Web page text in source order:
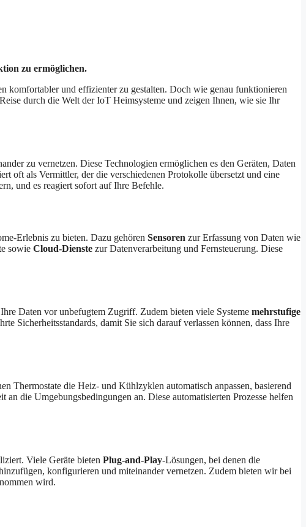
zu ermöglichen.
komfortabler und effizienter zu gestalten. Doch wie genau funktionieren
durch die Welt der IoT Heimsysteme und zeigen Ihnen, wie sie Ihr
zu vernetzen. Diese Technologien ermöglichen es den Geräten, Daten
oft als Vermittler, der die verschiedenen Protokolle übersetzt und eine
und es reagiert sofort auf Ihre Befehle.
Erlebnis zu bieten. Dazu gehören Sensoren zur Erfassung von Daten wie
sowie Cloud-Dienste zur Datenverarbeitung und Fernsteuerung. Diese
Daten vor unbefugtem Zugriff. Zudem bieten viele Systeme mehrstufige
Sicherheitsstandards, damit Sie sich darauf verlassen können, dass Ihre
Thermostate die Heiz- und Kühlzyklen automatisch anpassen, basierend
die Umgebungsbedingungen an. Diese automatisierten Prozesse helfen
Viele Geräte bieten Plug-and-Play-Lösungen, bei denen die
konfigurieren und miteinander vernetzen. Zudem bieten wir bei
wird.